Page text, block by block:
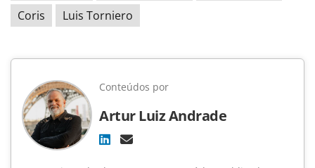
Coris
Luis Torniero
Conteúdos por
Artur Luiz Andrade